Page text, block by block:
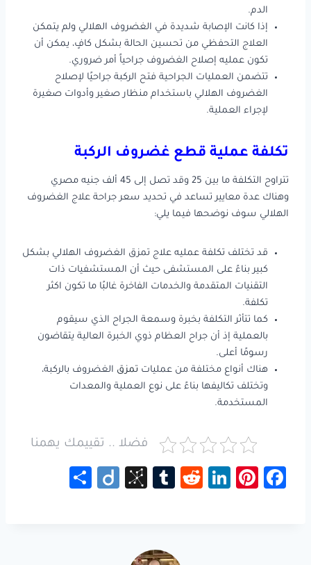
الدم.
إذا كانت الإصابة شديدة في الغضروف الهلالي ولم يتمكن
العلاج التحفظي من تحسين الحالة بشكل كافٍ، يمكن أن
تكون عمليه إصلاح الغضروف جراحياً أمر ضروري.
تتضمن العمليات الجراحية فتح الركبة جراحيًا لإصلاح
الغضروف الهلالي باستخدام منظار صغير وأدوات صغيرة
لإجراء العملية.
تكلفة عملية قطع غضروف الركبة
تتراوح التكلفة ما بين 25 وقد تصل إلى 45 ألف جنيه مصري
وهناك عدة معايير تساعد في تحديد سعر جراحة علاج الغضروف
الهلالي سوف نوضحها فيما يلي:
قد تختلف تكلفة عمليه علاج تمزق الغضروف الهلالي بشكل
كبير بناءً على المستشفى حيث أن المستشفيات ذات
التقنيات المتقدمة والخدمات الفاخرة غالبًا ما تكون اكثر
تكلفة.
كما تتأثر التكلفة بخبرة وسمعة الجراح الذي سيقوم
بالعملية إذ أن جراح العظام ذوي الخبرة العالية يتقاضون
رسومًا أعلى.
هناك أنواع مختلفة من عمليات تمزق الغضروف بالركبة،
وتختلف تكاليفها بناءً على نوع العملية والمعدات
المستخدمة.
فضلا .. تقييمك يهمنا
Fa
Pi
Li
Tu
r
Bi
Di